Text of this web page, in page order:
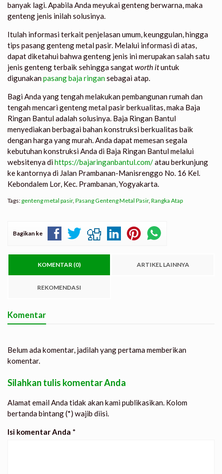
banyak lagi. Apabila Anda meyukai genteng berwarna, maka
genteng jenis inilah solusinya.
Itulah informasi terkait penjelasan umum, keunggulan, hingga
tips pasang genteng metal pasir. Melalui informasi di atas,
dapat diketahui bahwa genteng jenis ini merupakan salah satu
jenis genteng terbaik sehingga sangatworth ituntuk
digunakanpasang baja ringansebagai atap.
Bagi Anda yang tengah melakukan pembangunan rumah dan
tengah mencari genteng metal pasir berkualitas, maka Baja
Ringan Bantul adalah solusinya. Baja Ringan Bantul
menyediakan berbagai bahan konstruksi berkualitas baik
dengan harga yang murah. Anda dapat memesan segala
kebutuhan konstruksi Anda di Baja Ringan Bantul melalui
websitenya dihttps://bajaringanbantul.com/atau berkunjung
ke kantornya di Jalan Prambanan-Manisrenggo No. 16 Kel.
Kebondalem Lor, Kec. Prambanan, Yogyakarta.
Tags: genteng metal pasir, Pasang Genteng Metal Pasir, Rangka Atap
Bagikan ke
KOMENTAR (0) ARTIKEL LAINNYA
REKOMENDASI
Komentar
Belum ada komentar, jadilah yang pertama memberikan
komentar.
Silahkan tulis komentar Anda
Alamat email Anda tidak akan kami publikasikan. Kolom
bertanda bintang (*) wajib diisi.
Isi komentar Anda *